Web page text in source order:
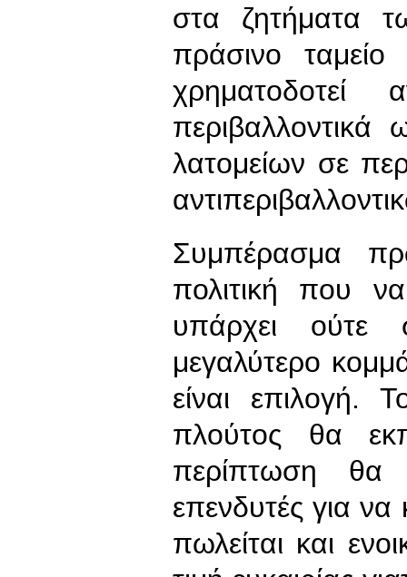
στα ζητήματα
πράσινο
χρηματοδοτεί
λατομείων σε
Συμπέρασμα
πολιτική που
υπάρχει ούτε
μεγαλύτερο
είναι επιλογή.
πλούτος θα
περίπτωση θα
επενδυτές για
πωλείται και